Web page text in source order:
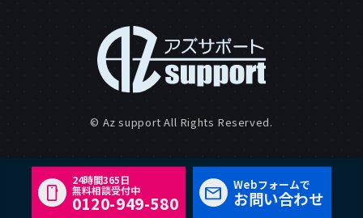
© Az support All Rights Reserved.
24時間365日
無料相談受付中
0120-949-580
Webフォームで
お問い合わせ